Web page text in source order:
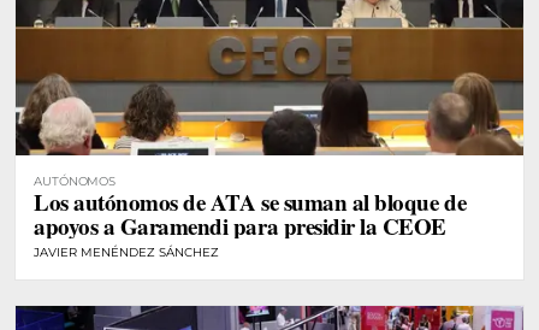
AUTÓNOMOS
Los autónomos de ATA se suman al bloque de
apoyos a Garamendi para presidir la CEOE
JAVIER MENÉNDEZ SÁNCHEZ